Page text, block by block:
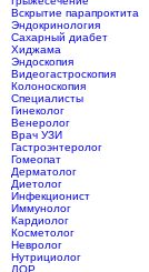
Вскрытие парапроктита
Эндокринология
Сахарный диабет
Хиджама
Эндоскопия
Видеогастроскопия
Колоноскопия
Специалисты
Гинеколог
Венеролог
Врач УЗИ
Гастроэнтеролог
Гомеопат
Дерматолог
Диетолог
Инфекционист
Иммунолог
Кардиолог
Косметолог
Невролог
Нутрициолог
ЛОР